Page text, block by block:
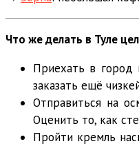
Что же делать в Туле
Приехать в город
заказать ещё
Отправиться на
Оценить то, как
Пройти кремль